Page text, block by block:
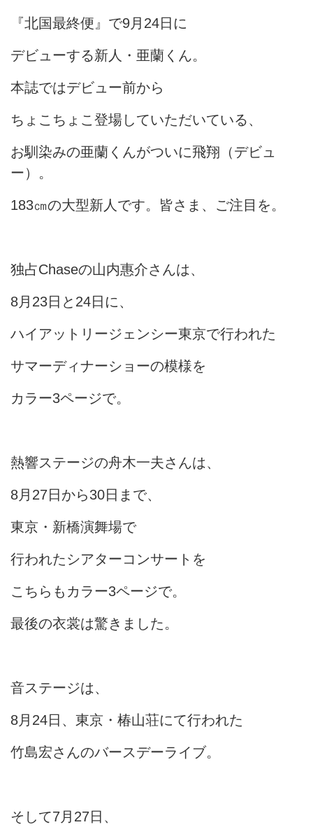
『北国最終便』で9月24日に
デビューする新人・亜蘭くん。
本誌ではデビュー前から
ちょこちょこ登場していただいている、
お馴染みの亜蘭くんがついに飛翔（デビュ
ー）。
183㎝の大型新人です。皆さま、ご注目を。
独占Chaseの山内惠介さんは、
8月23日と24日に、
ハイアットリージェンシー東京で行われた
サマーディナーショーの模様を
カラー3ページで。
熱響ステージの舟木一夫さんは、
8月27日から30日まで、
東京・新橋演舞場で
行われたシアターコンサートを
こちらもカラー3ページで。
最後の衣裳は驚きました。
音ステージは、
8月24日、東京・椿山荘にて行われた
竹島宏さんのバースデーライブ。
そして7月27日、